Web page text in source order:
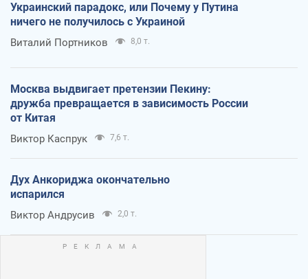
Украинский парадокс, или Почему у Путина
ничего не получилось с Украиной
Виталий Портников 8,0 т.
Москва выдвигает претензии Пекину:
дружба превращается в зависимость России
от Китая
Виктор Каспрук 7,6 т.
Дух Анкориджа окончательно
испарился
Виктор Андрусив 2,0 т.